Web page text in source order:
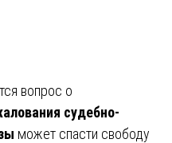
вопрос о
судебно-
может спасти свободу